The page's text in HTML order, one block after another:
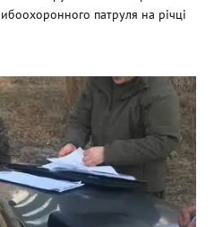
патруля на річці